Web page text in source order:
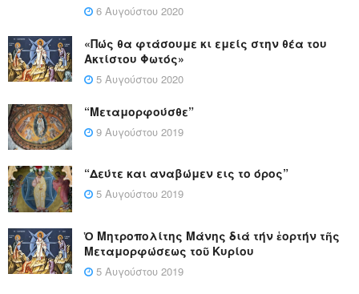
6 Αυγούστου 2020
«Πώς θα φτάσουμε κι εμείς στην θέα του
Ακτίστου Φωτός»
5 Αυγούστου 2020
“Μεταμορφούσθε”
9 Αυγούστου 2019
“Δεύτε και αναβώμεν εις το όρος”
5 Αυγούστου 2019
Ὁ Μητροπολίτης Μάνης διά τήν ἑορτήν τῆς
Μεταμορφώσεως τοῦ Κυρίου
5 Αυγούστου 2019